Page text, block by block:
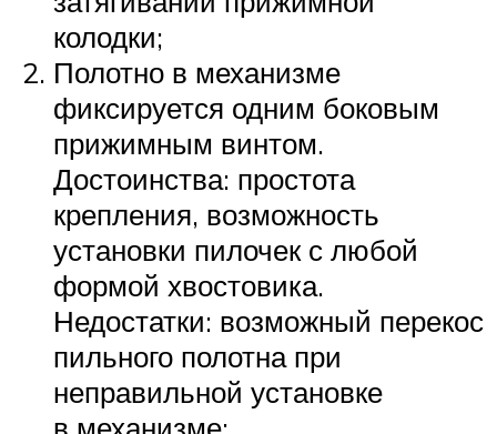
колодки;
Полотно в механизме
фиксируется одним боковым
прижимным винтом.
Достоинства: простота
крепления, возможность
установки пилочек с любой
формой хвостовика.
Недостатки: возможный перекос
пильного полотна при
неправильной установке